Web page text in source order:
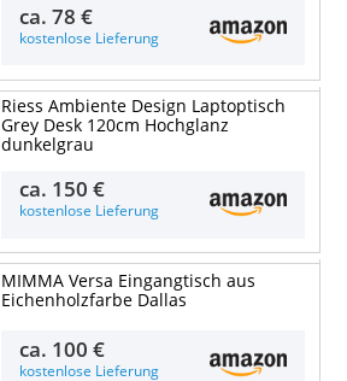
ca.78 €
kostenlose Lieferung
Riess Ambiente Design Laptoptisch
Grey Desk 120cm Hochglanz
dunkelgrau
ca. 150 €
kostenlose Lieferung
MIMMA Versa Eingangtisch aus
Eichenholzfarbe Dallas
ca. 100 €
kostenlose Lieferung